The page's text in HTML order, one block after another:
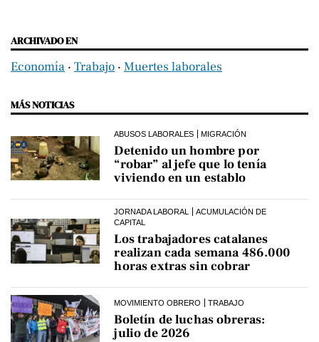
ARCHIVADO EN
Economía ‧ Trabajo ‧ Muertes laborales
MÁS NOTICIAS
ABUSOS LABORALES MIGRACIÓN
Detenido un hombre por
“robar” al jefe que lo tenía
viviendo en un establo
JORNADA LABORAL
ACUMULACIÓN DE
CAPITAL
Los trabajadores catalanes
realizan cada semana 486.000
horas extras sin cobrar
MOVIMIENTO OBRERO TRABAJO
Boletín de luchas obreras:
julio de 2026